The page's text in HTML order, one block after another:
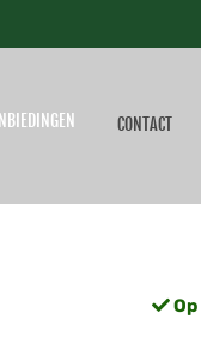
CONTACT